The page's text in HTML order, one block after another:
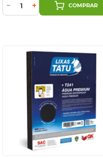
− + COMPRAR